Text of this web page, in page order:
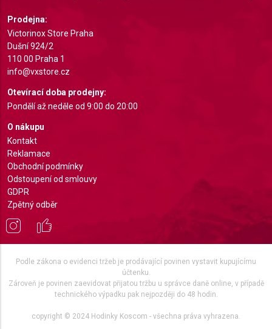
Prodejna:
Victorinox Store Praha
Dušní 924/2
110 00 Praha 1
info@vxstore.cz
Otevírací doba prodejny:
Pondělí až neděle od 9:00 do 20:00
O nákupu
Kontakt
Reklamace
Obchodní podmínky
Odstoupení od smlouvy
GDPR
Zpětný odběr
Podle zákona o evidenci tržeb je prodávající povinen vystavit kupujícímu
účtenku.
Zároveň je povinen zaevidovat přijatou tržbu u správce daně online, v případě
technického výpadku pak nejpozději do 48 hodin.
copyright © 2024 Hodinky Koscom - všechna práva vyhrazena.